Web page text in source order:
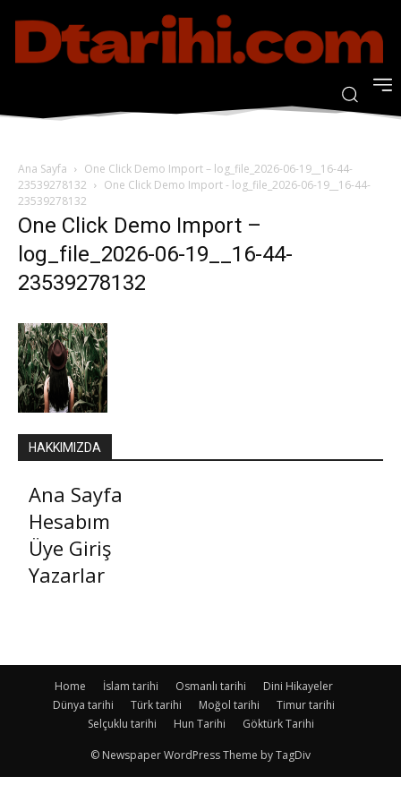
Ana Sayfa
One Click Demo Import – log_file_2026-06-19__16-44-
23539278132
One Click Demo Import - log_file_2026-06-19__16-44-
23539278132
One Click Demo Import –
log_file_2026-06-19__16-44-
23539278132
HAKKIMIZDA
Ana Sayfa
Hesabım
Üye Giriş
Yazarlar
Home İslam tarihi Osmanlı tarihi
Dini Hikayeler
Dünya tarihi
Türk tarihi Moğol tarihi
Timur tarihi
Selçuklu tarihi
Hun Tarihi Göktürk Tarihi
© Newspaper WordPress Theme by TagDiv